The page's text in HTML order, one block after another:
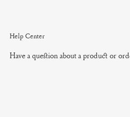
Help Center
Have a question about a product or